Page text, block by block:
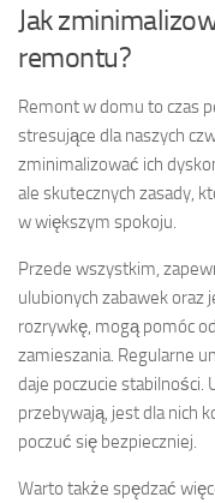
Jak
remontu?
Remont w domu to czas
stresujące dla naszych
zminimalizować ich
ale skutecznych zasady,
w większym spokoju.
Przede wszystkim,
ulubionych zabawek oraz
rozrywkę, mogą pomóc
zamieszania. Regularne
daje poczucie stabilności.
przebywają, jest dla nich
poczuć się bezpieczniej.
Warto także spędzać